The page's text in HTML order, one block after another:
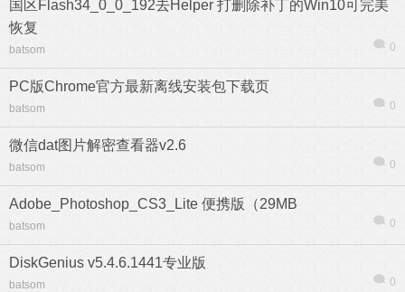
国区Flash34_0_0_192去Helper 打删除补丁的Win10可完美
恢复
batsom 0
PC版Chrome官方最新离线安装包下载页
batsom 0
微信dat图片解密查看器v2.6
batsom 0
Adobe_Photoshop_CS3_Lite 便携版（29MB
batsom 0
DiskGenius v5.4.6.1441专业版
batsom 0